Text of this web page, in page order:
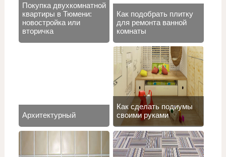
Покупка двухкомнатной
квартиры в Тюмени:
новостройка или
вторичка
Как подобрать плитку
для ремонта ванной
комнаты
Архитектурный
Как сделать подиумы
своими руками